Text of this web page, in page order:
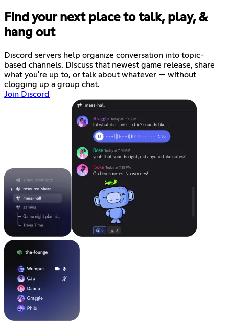
Find your next place to talk, play, &
hang out
Discord servers help organize conversation into topic-
based channels. Discuss that newest game release, share
what you're up to, or talk about whatever — without
clogging up a group chat.
Join Discord